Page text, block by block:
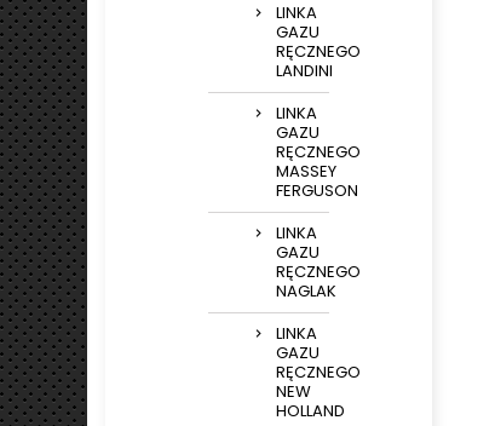
LINKA
GAZU
RĘCZNEGO
LANDINI
LINKA
GAZU
RĘCZNEGO
MASSEY
FERGUSON
LINKA
GAZU
RĘCZNEGO
NAGLAK
LINKA
GAZU
RĘCZNEGO
NEW
HOLLAND